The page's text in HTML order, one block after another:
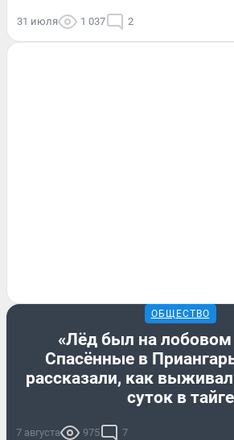
31 июля 1 037 2
ОБЩЕСТВО
«Лёд был на лобовом
Спасённые в
рассказали, как
суток в тайге
7 августа 975 7